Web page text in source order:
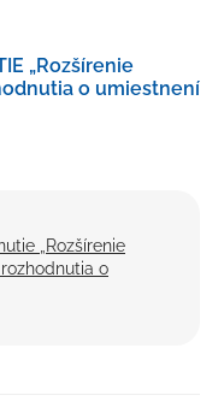
„Rozšírenie
o umiestnení
„Rozšírenie
o